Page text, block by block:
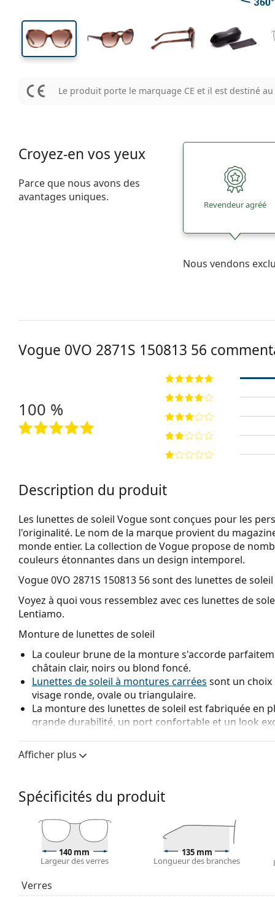
Le produit porte le marquage CE et il est destiné
Croyez-en vos yeux
Parce que nous avons des
avantages uniques.
Revendeur agréé
Nous vendons
Vogue 0VO 2871S 150813 56
100 %
Description du produit
Les lunettes de soleil Vogue sont conçues pour les
l'originalité. Le nom de la marque provient du
monde entier. La collection de Vogue propose de
couleurs étonnantes dans un design intemporel.
Vogue 0VO 2871S 150813 56sont des lunettes de
Voyez à quoi vous ressemblez avec ces lunettes de
Lentiamo.
Monture de lunettes de soleil
La couleur brune de la monture s'accorde
châtain clair, noirs ou blond foncé.
Lunettes de soleil à montures carrées sont un
visage ronde, ovale ou triangulaire.
La monture des lunettes de soleil est fabriquée en
grande durabilité, un port confortable et un look
Verre de lunettes de soleil
Les verres bruns bloquent légèrement la lumière
Les lunettes de soleil ont des verres dégradés
plus clair. La teinte la plus foncée en haut permet
plus claire en bas assure une visibilité suffisante.
orientation dans l'espace et est idéal pour les
claire dans la partie inférieure de la lentille tout en
Les verres sont en plastique, dont les avantages
fissures.
Les lunettes de soleil ont une protection UV 400, ce
Afficher plus
Spécificités du produit
140 mm
Largeur des verres
135 mm
Longueur des branches
Verres